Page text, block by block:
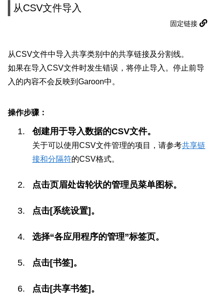
从CSV文件导入
固定链接
从CSV文件中导入共享类别中的共享链接及分割线。
如果在导入CSV文件时发生错误，将停止导入。停止前导
入的内容不会反映到Garoon中。
操作步骤：
创建用于导入数据的CSV文件。
关于可以使用CSV文件管理的项目，请参考共享链
接和分隔符的CSV格式。
点击页眉处齿轮状的管理员菜单图标。
点击[系统设置]。
选择“各应用程序的管理”标签页。
点击[书签]。
点击[共享书签]。